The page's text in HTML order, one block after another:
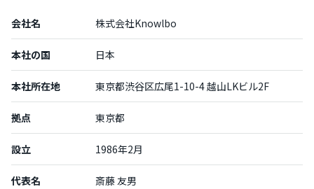
会社名 株式会社Knowlbo
本社の国 日本
本社所在地 東京都渋谷区広尾1-10-4 越山LKビル2F
拠点 東京都
設立 1986年2月
代表名 斎藤 友男